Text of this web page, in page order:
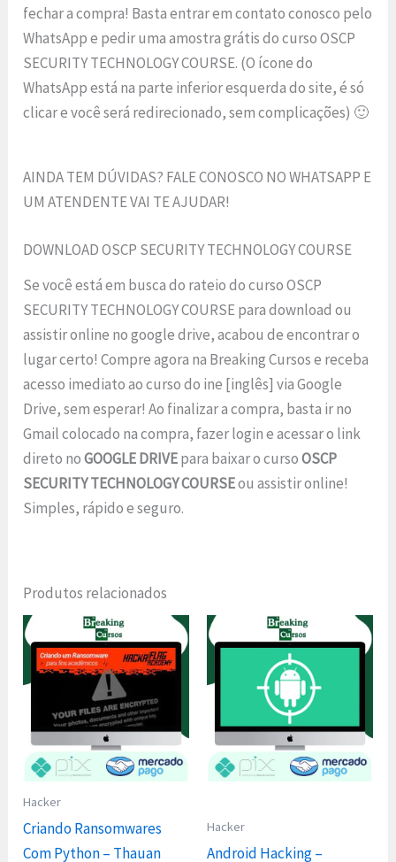
fechar a compra! Basta entrar em contato conosco pelo
WhatsApp e pedir uma amostra grátis do curso OSCP
SECURITY TECHNOLOGY COURSE. (O ícone do
WhatsApp está na parte inferior esquerda do site, é só
clicar e você será redirecionado, sem complicações) 🙂
AINDA TEM DÚVIDAS? FALE CONOSCO NO WHATSAPP E
UM ATENDENTE VAI TE AJUDAR!
DOWNLOAD OSCP SECURITY TECHNOLOGY COURSE
Se você está em busca do rateio do curso OSCP
SECURITY TECHNOLOGY COURSE para download ou
assistir online no google drive, acabou de encontrar o
lugar certo! Compre agora na Breaking Cursos e receba
acesso imediato ao curso do ine [inglês] via Google
Drive, sem esperar! Ao finalizar a compra, basta ir no
Gmail colocado na compra, fazer login e acessar o link
direto noGOOGLE DRIVEpara baixar o cursoOSCP
SECURITY TECHNOLOGY COURSEou assistir online!
Simples, rápido e seguro.
Produtos relacionados
Hacker
Criando Ransomwares
Com Python – Thauan
Hacker
Android Hacking –